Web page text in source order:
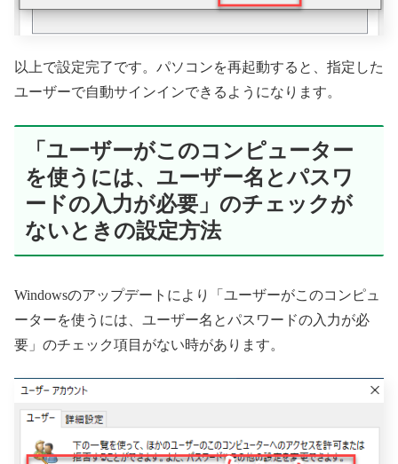
以上で設定完了です。パソコンを再起動すると、指定した
ユーザーで自動サインインできるようになります。
「ユーザーがこのコンピューター
を使うには、ユーザー名とパスワ
ードの入力が必要」のチェックが
ないときの設定方法
Windowsのアップデートにより「ユーザーがこのコンピュ
ーターを使うには、ユーザー名とパスワードの入力が必
要」のチェック項目がない時があります。